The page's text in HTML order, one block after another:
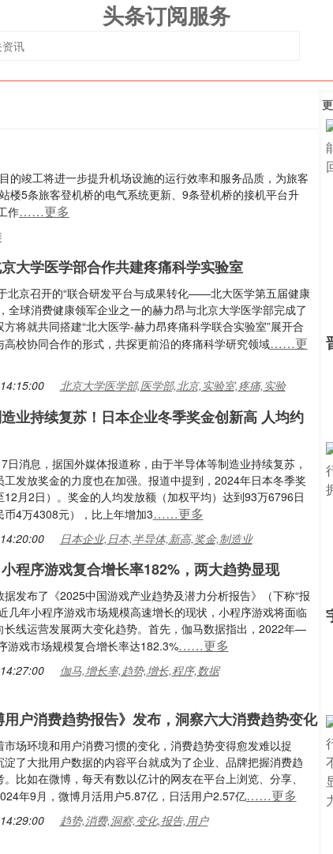
头条订阅服务
的竣工将进一步提升机场设施的运行效率和服务品质，为旅客
楼5条旅客登机桥的电气系统更新、9条登机桥的接机平台升
作……更多
大学医学部合作共建疼痛科学实验室
北京召开的“联合研发平台与成果转化——北大医学第五届健康
全球消费健康领军企业之一的赫力昂与北京大学医学部完成了
将就共同搭建“北大医学-赫力昂疼痛科学联合实验室”展开合
高校协同合作的形式，共探更前沿的疼痛科学研究领域……更
北京大学医学部,医学部,北京,实验室,疼痛,实验
业持续复苏！日本企业冬季奖金创新高 人均约
日消息，据国外媒体报道称，由于半导体等制造业持续复苏，
工发放奖金的力度也在加强。报道中提到，2024年日本冬季奖
12月2日）。奖金的人均发放额（加权平均）达到93万6796日
币4万4308元），比上年增加3……更多
日本企业,日本,半导体,新高,奖金,制造业
程序游戏复合增长率182%，两大趋势显现
据发布了《2025中国游戏产业趋势及潜力分析报告》（下称“报
几年小程序游戏市场规模高速增长的现状，小程序游戏将面临
长线运营发展两大变化趋势。首先，伽马数据指出，2022年—
游戏市场规模复合增长率达182.3%……更多
伽马,增长率,趋势,增长,程序,数据
用户消费趋势报告》发布，洞察六大消费趋势变化
市场环境和用户消费习惯的变化，消费趋势变得愈发难以捉
淀了大批用户数据的内容平台就成为了企业、品牌把握消费趋
比如在微博，每天有数以亿计的网友在平台上浏览、分享、
年9月，微博月活用户5.87亿，日活用户2.57亿……更多
趋势,消费,洞察,变化,报告,用户